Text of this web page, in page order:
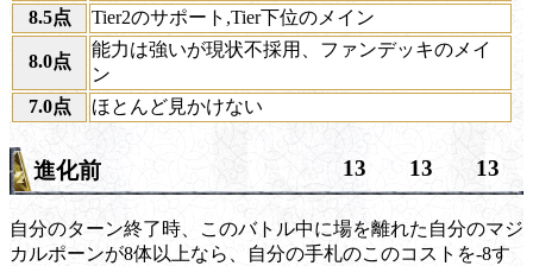
8.5点
Tier2のサポート,Tier下位のメイン
8.0点
能力は強いが現状不採用、ファンデッキのメイ
ン
7.0点
ほとんど見かけない
進化前 13 13 13
自分のターン終了時、このバトル中に場を離れた自分のマジ
カルポーンが8体以上なら、自分の手札のこのコストを-8す